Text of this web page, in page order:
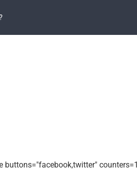
buttons="facebook,twitter"